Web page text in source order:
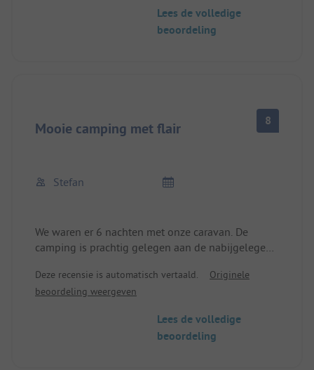
Lees de volledige
beoordeling
Mooie camping met flair 8
Stefan
We waren er 6 nachten met onze caravan. De
camping is prachtig gelegen aan de nabijgelegen
is de broodtruck die elke ochtend voor de poort
staat. De plaatsen zijn meestal erg oneffen, dus je
Als je een comfortplaats boekt, zul je met wat
opofferingen moeten leven! Op andere campings
Deze recensie is automatisch vertaald.
Originele
beoordeling weergeven
Lees de volledige
beoordeling